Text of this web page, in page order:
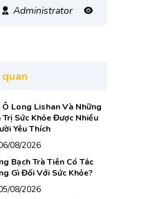
Administrator
Ô Long Lishan Và Những
Trị Sức Khỏe Được Nhiều
Yêu Thích
08/2026
Bạch Trà Tiên Có Tác
Gì Đối Với Sức Khỏe?
08/2026